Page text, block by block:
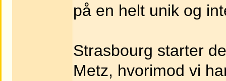
på en helt unik og
Strasbourg starter
Metz, hvorimod vi